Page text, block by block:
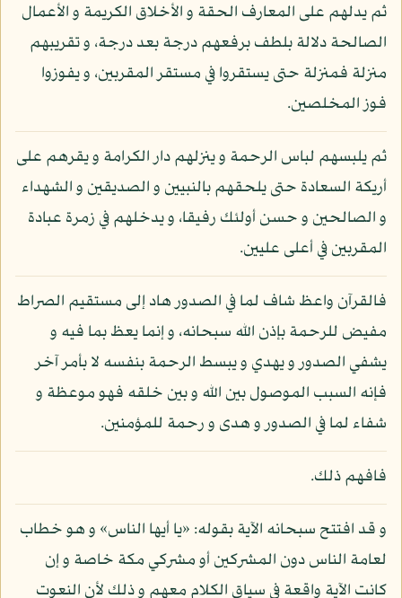
ثم يدلهم على المعارف الحقة و الأخلاق الكريمة و الأعمال
الصالحة دلالة بلطف برفعهم درجة بعد درجة، و تقريبهم
منزلة فمنزلة حتى يستقروا في مستقر المقربين، و يفوزوا
فوز المخلصين.
ثم يلبسهم لباس الرحمة و ينزلهم دار الكرامة و يقرهم على
أريكة السعادة حتى يلحقهم بالنبيين و الصديقين و الشهداء
و الصالحين و حسن أولئك رفيقا، و يدخلهم في زمرة عبادة
المقربين في أعلى عليين.
فالقرآن واعظ شاف لما في الصدور هاد إلى مستقيم الصراط
مفيض للرحمة بإذن الله سبحانه، و إنما يعظ بما فيه و
يشفي الصدور و يهدي و يبسط الرحمة بنفسه لا بأمر آخر
فإنه السبب الموصول بين الله و بين خلقه فهو موعظة و
شفاء لما في الصدور و هدى و رحمة للمؤمنين.
فافهم ذلك.
و قد افتتح سبحانه الآية بقوله: «يا أيها الناس» و هو خطاب
لعامة الناس دون المشركين أو مشركي مكة خاصة و إن
كانت الآية واقعة في سياق الكلام معهم و ذلك لأن النعوت